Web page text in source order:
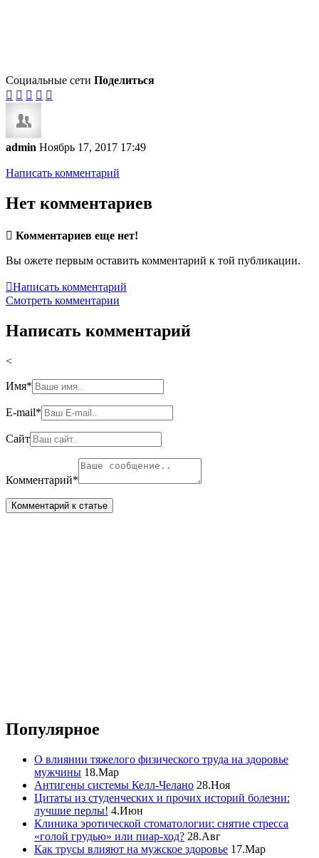
Социальные сети Поделиться
    
admin Ноябрь 17, 2017 17:49
Написать комментарий
Нет комментариев
 Комментариев еще нет!
Вы ожете первым оставить комментарий к той публикации.
Написать комментарий
Смотреть комментарии
Написать комментарий
<
Имя*
E-mail*
Сайт
Комментарий*
Популярное
О влиянии тяжелого физического труда на здоровье
мужчины 18.Мар
Антигены системы Келл-Челано 28.Ноя
Цитаты из студенческих и прочих историй болезни:
лучшие перлы! 4.Июн
Клиника эротической стоматологии: снятие стресса
«голой грудью» или пиар-ход? 28.Авг
Как трусы влияют на мужское здоровье 17.Мар